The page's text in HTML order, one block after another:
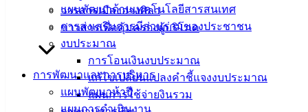
แผนพัฒนาด้านเทคโนโลยีสารสนเทศ
การส่งเสริมการมีส่วนร่วมของประชาชน
งบประมาณ
การโอนเงินงบประมาณ
แก้ไขเปลี่ยนแปลงคำชี้แจงงบประมาณ
แผนการใช้จ่ายงินรวม
วารสารเมืองอ่างศิลา
ข่าวสารเพื่อคุ้มครองผู้บริโภค
การพัฒนาและการบริหาร
แผนพัฒนาห้าปี
แผนการดำเนินงาน
เทศบาลเมือง
อ่างศิลา 90/338
ม.3 ต.เสม็ด
อ.เมือง จ.ชลบุรี
20000